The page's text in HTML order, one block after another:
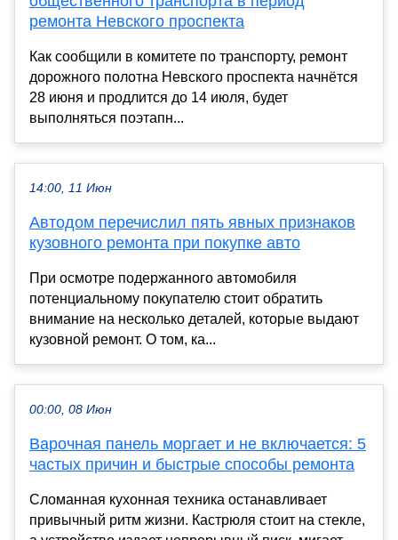
ремонта Невского проспекта
Как сообщили в комитете по транспорту, ремонт
дорожного полотна Невского проспекта начнётся
28 июня и продлится до 14 июля, будет
выполняться поэтапн...
14:00, 11 Июн
Автодом перечислил пять явных признаков
кузовного ремонта при покупке авто
При осмотре подержанного автомобиля
потенциальному покупателю стоит обратить
внимание на несколько деталей, которые выдают
кузовной ремонт. О том, ка...
00:00, 08 Июн
Варочная панель моргает и не включается: 5
частых причин и быстрые способы ремонта
Сломанная кухонная техника останавливает
привычный ритм жизни. Кастрюля стоит на стекле,